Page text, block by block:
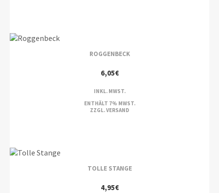
ROGGENBECK
6,05€
INKL. MWST.
ENTHÄLT 7% MWST.
ZZGL.VERSAND
TOLLE STANGE
4,95€